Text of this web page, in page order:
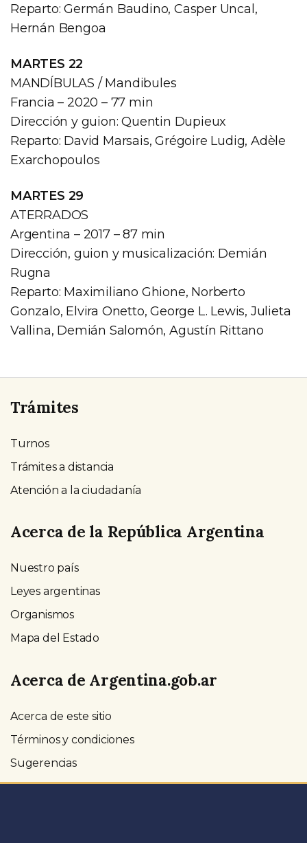
Reparto: Germán Baudino, Casper Uncal,
Hernán Bengoa
MARTES 22
MANDÍBULAS / Mandibules
Francia – 2020 – 77 min
Dirección y guion: Quentin Dupieux
Reparto: David Marsais, Grégoire Ludig, Adèle
Exarchopoulos
MARTES 29
ATERRADOS
Argentina – 2017 – 87 min
Dirección, guion y musicalización: Demián
Rugna
Reparto: Maximiliano Ghione, Norberto
Gonzalo, Elvira Onetto, George L. Lewis, Julieta
Vallina, Demián Salomón, Agustín Rittano
Trámites
Turnos
Trámites a distancia
Atención a la ciudadanía
Acerca de la República Argentina
Nuestro país
Leyes argentinas
Organismos
Mapa del Estado
Acerca de Argentina.gob.ar
Acerca de este sitio
Términos y condiciones
Sugerencias